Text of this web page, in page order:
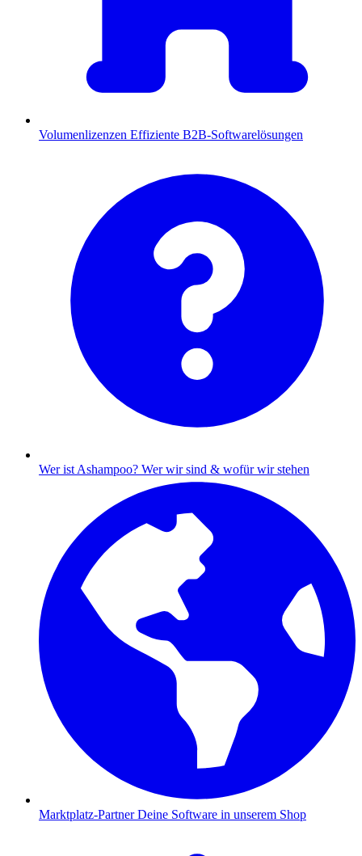
Volumenlizenzen Effiziente B2B-Softwarelösungen
Wer ist Ashampoo? Wer wir sind & wofür wir stehen
Marktplatz-Partner Deine Software in unserem Shop